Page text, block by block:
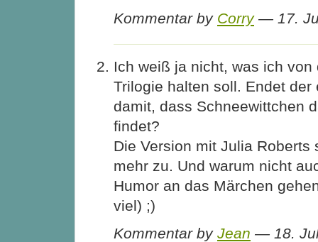
Kommentar by Corry— 17.
Ich weiß ja nicht, was ich von
Trilogie halten soll. Endet der
damit, dass Schneewittchen
findet?
Die Version mit Julia Roberts
mehr zu. Und warum nicht
Humor an das Märchen
viel) ;)
Kommentar by Jean — 18.